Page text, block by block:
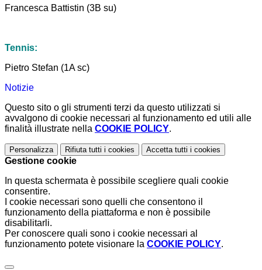
Francesca Battistin (3B su)
Tennis:
Pietro Stefan (1A sc)
Notizie
Questo sito o gli strumenti terzi da questo utilizzati si
avvalgono di cookie necessari al funzionamento ed utili alle
finalità illustrate nella COOKIE POLICY.
Personalizza Rifiuta tutti i cookies Accetta tutti i cookies
Gestione cookie
In questa schermata è possibile scegliere quali cookie
consentire.
I cookie necessari sono quelli che consentono il
funzionamento della piattaforma e non è possibile
disabilitarli.
Per conoscere quali sono i cookie necessari al
funzionamento potete visionare la COOKIE POLICY.